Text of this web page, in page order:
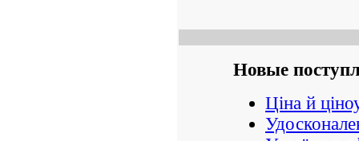
Новые
Ціна й